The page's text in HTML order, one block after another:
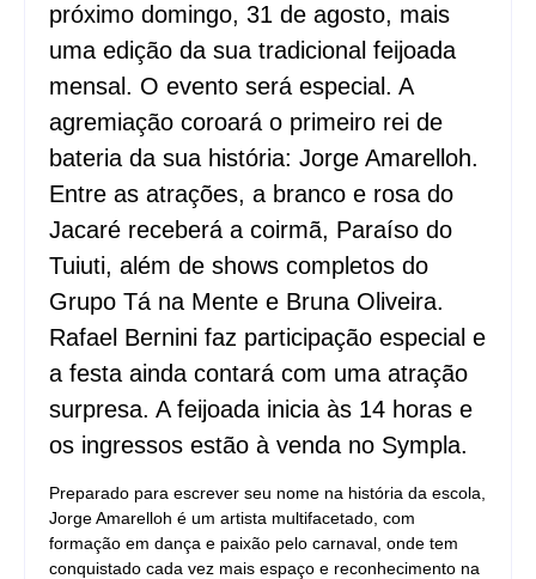
próximo domingo, 31 de agosto, mais
uma edição da sua tradicional feijoada
mensal. O evento será especial. A
agremiação coroará o primeiro rei de
bateria da sua história: Jorge Amarelloh.
Entre as atrações, a branco e rosa do
Jacaré receberá a coirmã, Paraíso do
Tuiuti, além de shows completos do
Grupo Tá na Mente e Bruna Oliveira.
Rafael Bernini faz participação especial e
a festa ainda contará com uma atração
surpresa. A feijoada inicia às 14 horas e
os ingressos estão à venda no Sympla.
Preparado para escrever seu nome na história da escola,
Jorge Amarelloh é um artista multifacetado, com
formação em dança e paixão pelo carnaval, onde tem
conquistado cada vez mais espaço e reconhecimento na